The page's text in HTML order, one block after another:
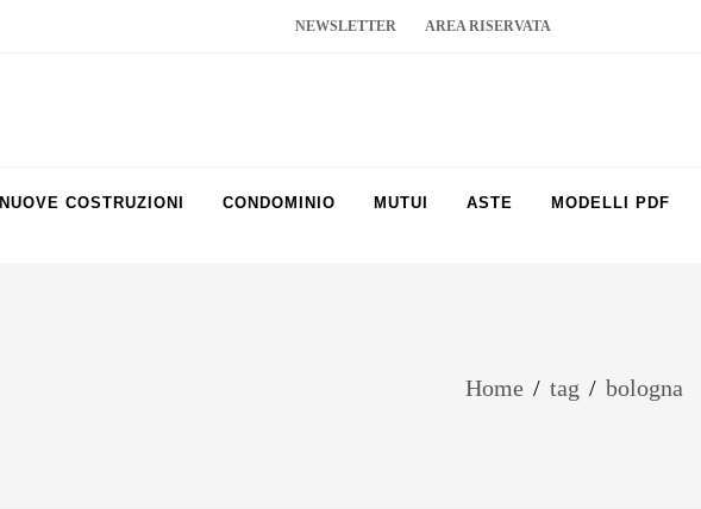
NEWSLETTER AREA RISERVATA
NUOVE COSTRUZIONI CONDOMINIO MUTUI ASTE MODELLI PDF
Home / tag / bologna